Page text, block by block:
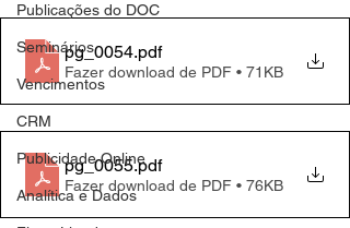
Publicações do DOC
Seminários
Vencimentos
CRM
Publicidade Online
Analítica e Dados
pg_0054.pdf
Fazer download de PDF • 71KB
pg_0055.pdf
Fazer download de PDF • 76KB